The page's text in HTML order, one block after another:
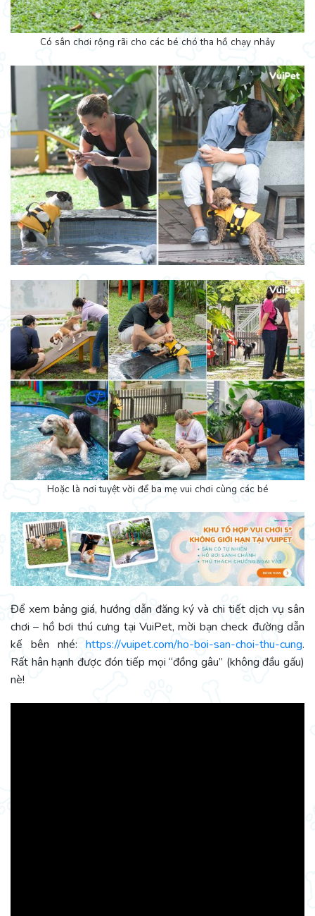
Có sân chơi rộng rãi cho các bé chó tha hồ chạy nhảy
Hoặc là nơi tuyệt vời để ba mẹ vui chơi cùng các bé
Để xem bảng giá, hướng dẫn đăng ký và chi tiết dịch vụ sân
chơi – hồ bơi thú cưng tại VuiPet, mời bạn check đường dẫn
kế bên nhé: https://vuipet.com/ho-boi-san-choi-thu-cung.
Rất hân hạnh được đón tiếp mọi “đồng gâu” (không đầu gấu)
nè!